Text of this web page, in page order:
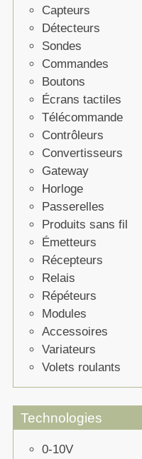
Capteurs
Détecteurs
Sondes
Commandes
Boutons
Écrans tactiles
Télécommande
Contrôleurs
Convertisseurs
Gateway
Horloge
Passerelles
Produits sans fil
Émetteurs
Récepteurs
Relais
Répéteurs
Modules
Accessoires
Variateurs
Volets roulants
Technologies
0-10V